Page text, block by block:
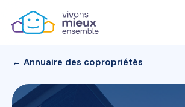
← Annuaire des copropriétés